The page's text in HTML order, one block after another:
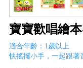
寶寶歡唱繪
適合年齡：1歲以上
快搖擺小手，一起跟著